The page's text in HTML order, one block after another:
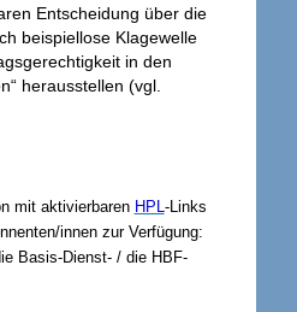
Entscheidung über die
beispiellose Klagewelle
in den
herausstellen (vgl.
mit aktivierbaren HPL -Links
innen zur Verfügung:
Basis-Dienst- / die HBF-